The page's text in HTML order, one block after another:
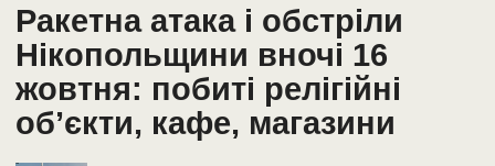
Ракетна атака і обстріли
Нікопольщини вночі 16
жовтня: побиті релігійні
об’єкти, кафе, магазини